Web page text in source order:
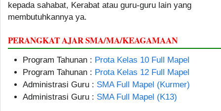
kepada sahabat, Kerabat atau guru-guru lain yang
membutuhkannya ya.
PERANGKAT AJAR SMA/MA/KEAGAMAAN
Program Tahunan : Prota Kelas 10 Full Mapel
Program Tahunan : Prota Kelas 12 Full Mapel
Administrasi Guru : SMA Full Mapel (Kurmer)
Administrasi Guru : SMA Full Mapel (K13)